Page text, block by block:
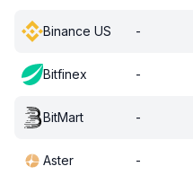
Binance US -
Bitfinex -
BitMart -
Aster -